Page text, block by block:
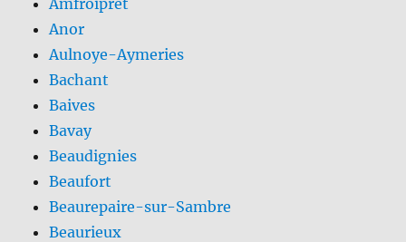
Anor
Aulnoye-Aymeries
Bachant
Baives
Bavay
Beaudignies
Beaufort
Beaurepaire-sur-Sambre
Beaurieux